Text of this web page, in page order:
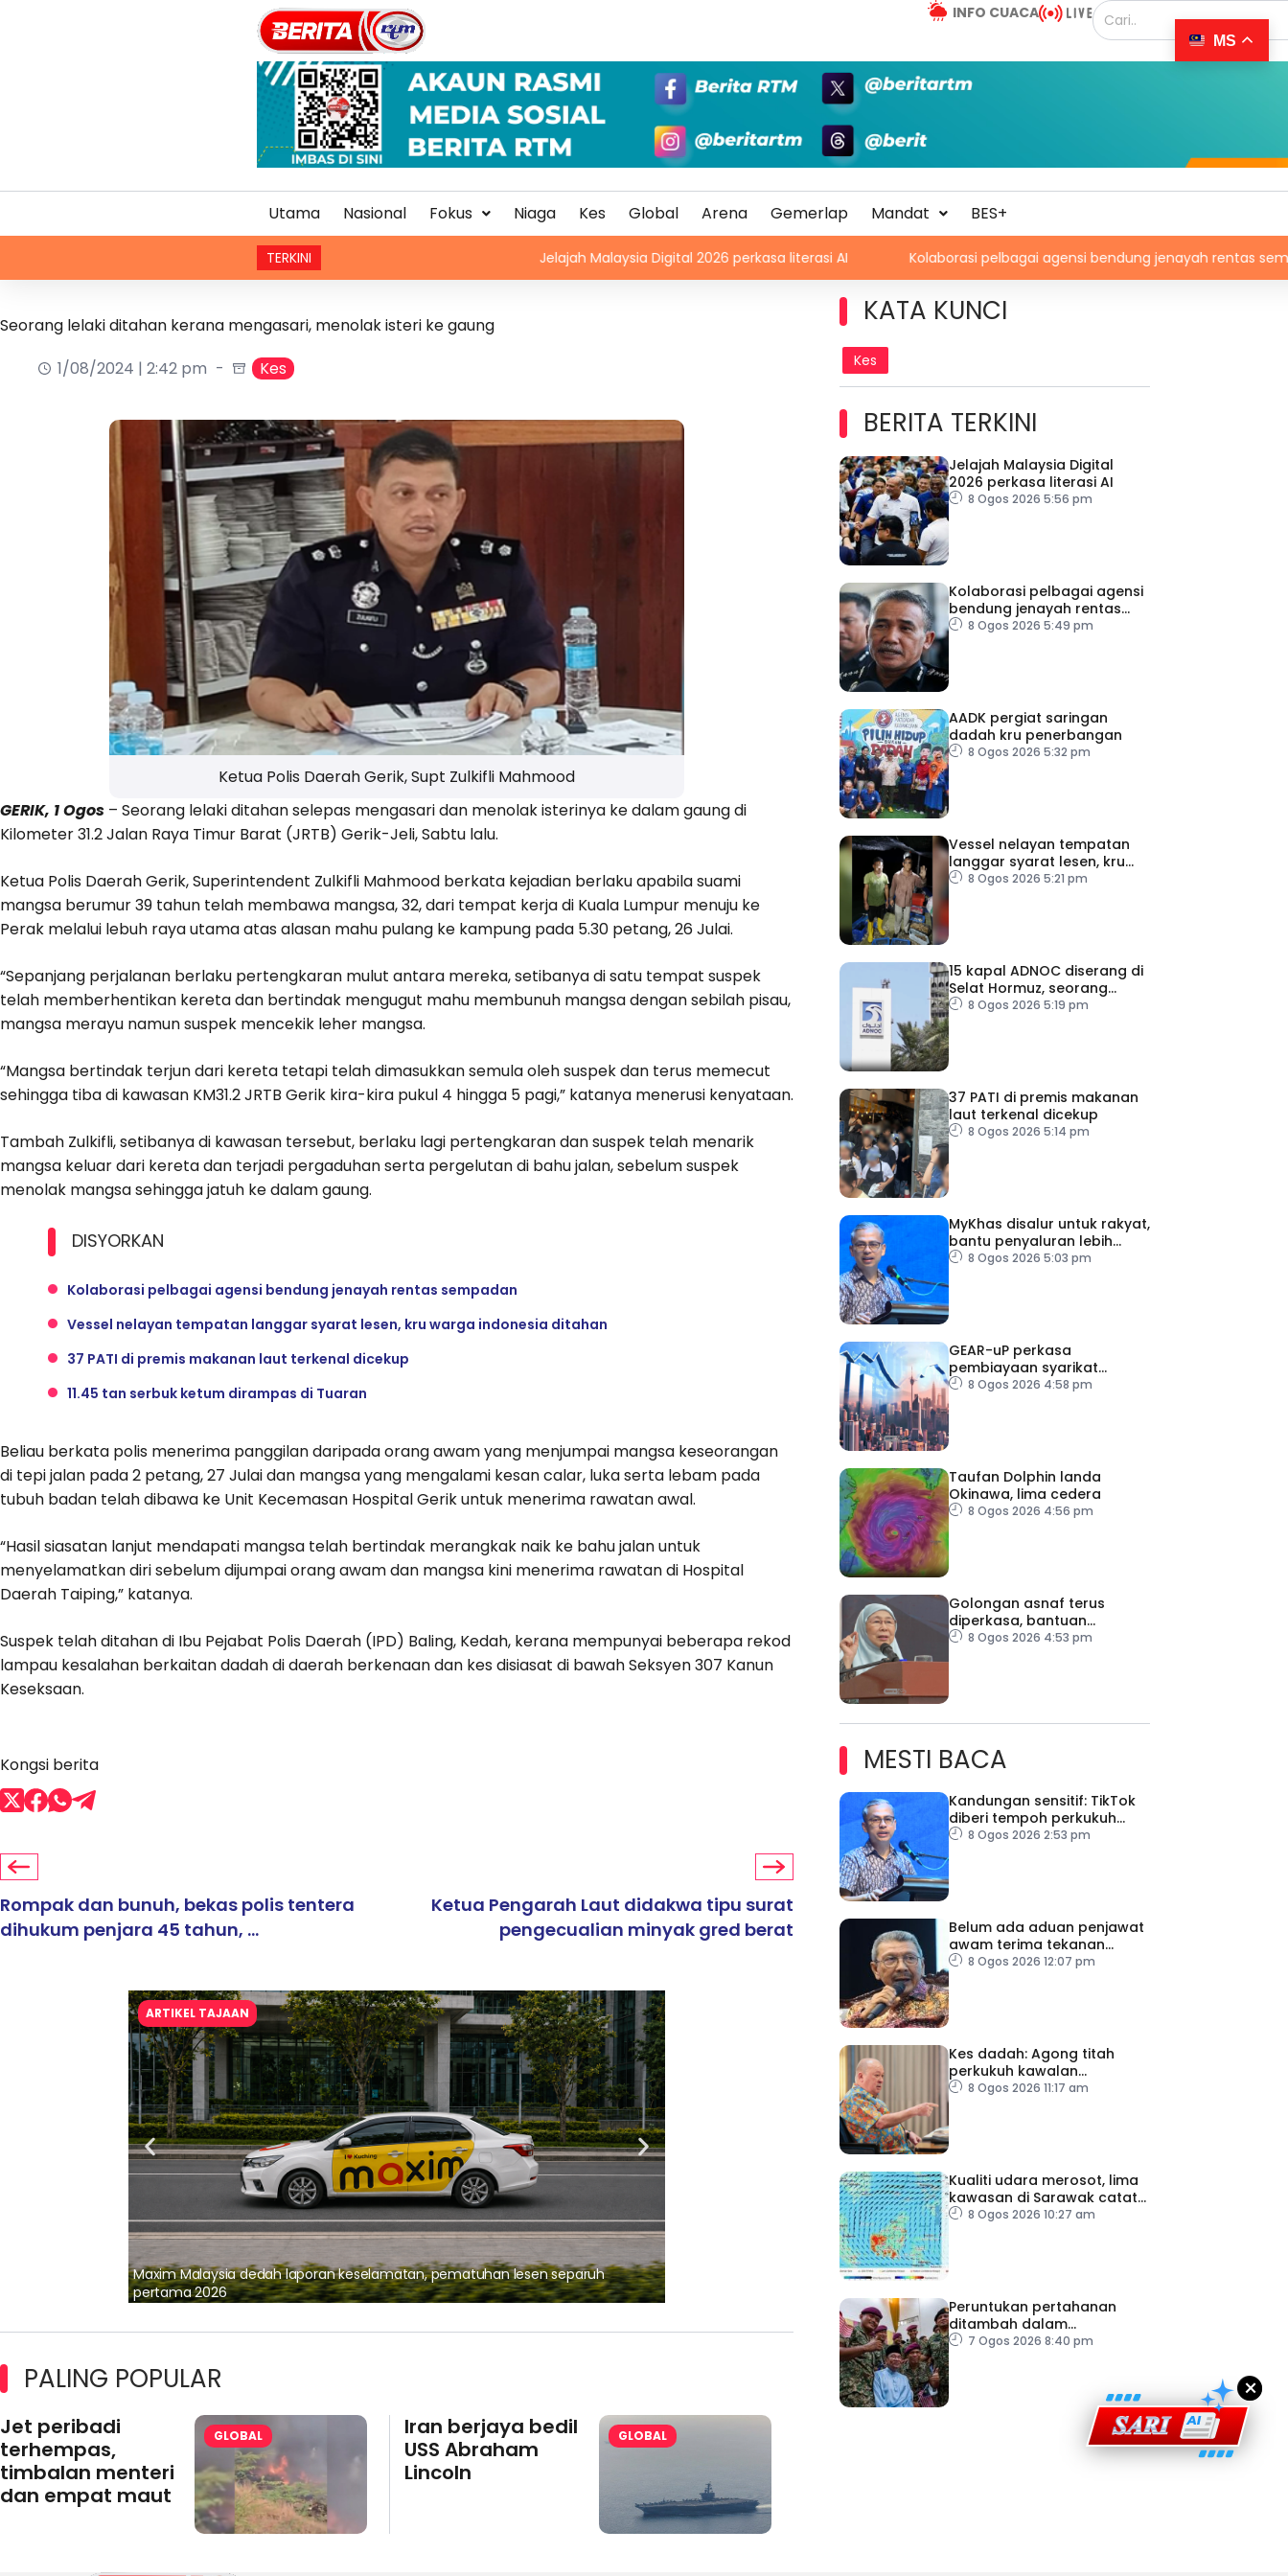
INFO CUACA
Utama Nasional Fokus Niaga Kes Global Arena Gemerlap Mandat BES+
TERKINI Jelajah Malaysia Digital 2026 perkasa literasi AI Kolaborasi pelbagai agensi bendung jenayah rentas sempadan
Seorang lelaki ditahan kerana mengasari, menolak isteri ke gaung
1/08/2024 | 2:42 pm
Kes
Ketua Polis Daerah Gerik, Supt Zulkifli Mahmood
GERIK, 1 Ogos – Seorang lelaki ditahan selepas mengasari dan menolak isterinya ke dalam gaung di
Kilometer 31.2 Jalan Raya Timur Barat (JRTB) Gerik-Jeli, Sabtu lalu.
Ketua Polis Daerah Gerik, Superintendent Zulkifli Mahmood berkata kejadian berlaku apabila suami
mangsa berumur 39 tahun telah membawa mangsa, 32, dari tempat kerja di Kuala Lumpur menuju ke
Perak melalui lebuh raya utama atas alasan mahu pulang ke kampung pada 5.30 petang, 26 Julai.
“Sepanjang perjalanan berlaku pertengkaran mulut antara mereka, setibanya di satu tempat suspek
telah memberhentikan kereta dan bertindak mengugut mahu membunuh mangsa dengan sebilah pisau,
mangsa merayu namun suspek mencekik leher mangsa.
“Mangsa bertindak terjun dari kereta tetapi telah dimasukkan semula oleh suspek dan terus memecut
sehingga tiba di kawasan KM31.2 JRTB Gerik kira-kira pukul 4 hingga 5 pagi,” katanya menerusi kenyataan.
Tambah Zulkifli, setibanya di kawasan tersebut, berlaku lagi pertengkaran dan suspek telah menarik
mangsa keluar dari kereta dan terjadi pergaduhan serta pergelutan di bahu jalan, sebelum suspek
menolak mangsa sehingga jatuh ke dalam gaung.
DISYORKAN
Kolaborasi pelbagai agensi bendung jenayah rentas sempadan
Vessel nelayan tempatan langgar syarat lesen, kru warga indonesia ditahan
37 PATI di premis makanan laut terkenal dicekup
11.45 tan serbuk ketum dirampas di Tuaran
Beliau berkata polis menerima panggilan daripada orang awam yang menjumpai mangsa keseorangan
di tepi jalan pada 2 petang, 27 Julai dan mangsa yang mengalami kesan calar, luka serta lebam pada
tubuh badan telah dibawa ke Unit Kecemasan Hospital Gerik untuk menerima rawatan awal.
“Hasil siasatan lanjut mendapati mangsa telah bertindak merangkak naik ke bahu jalan untuk
menyelamatkan diri sebelum dijumpai orang awam dan mangsa kini menerima rawatan di Hospital
Daerah Taiping,” katanya.
Suspek telah ditahan di Ibu Pejabat Polis Daerah (IPD) Baling, Kedah, kerana mempunyai beberapa rekod
lampau kesalahan berkaitan dadah di daerah berkenaan dan kes disiasat di bawah Seksyen 307 Kanun
Keseksaan.
Kongsi berita
Rompak dan bunuh, bekas polis tentera
dihukum penjara 45 tahun, ...
Ketua Pengarah Laut didakwa tipu surat
pengecualian minyak gred berat
ARTIKEL TAJAAN
Maxim Malaysia dedah laporan keselamatan, pematuhan lesen separuh
pertama 2026
Ajinomoto (Malaysia) Berhad Perkasa SCORE Marathon 2026 Melalui Kerjasama
PALING POPULAR
Jet peribadi
terhempas,
timbalan menteri
dan empat maut
GLOBAL
Iran berjaya bedil
USS Abraham
Lincoln
GLOBAL
KATA KUNCI
Kes
BERITA TERKINI
Jelajah Malaysia Digital
2026 perkasa literasi AI
8 Ogos 2026 5:56 pm
Kolaborasi pelbagai agensi
bendung jenayah rentas
sempadan
8 Ogos 2026 5:49 pm
AADK pergiat saringan
dadah kru penerbangan
8 Ogos 2026 5:32 pm
Vessel nelayan tempatan
langgar syarat lesen, kru
warga indonesia ditahan
8 Ogos 2026 5:21 pm
15 kapal ADNOC diserang di
Selat Hormuz, seorang
terkorban
8 Ogos 2026 5:19 pm
37 PATI di premis makanan
laut terkenal dicekup
8 Ogos 2026 5:14 pm
MyKhas disalur untuk rakyat,
bantu penyaluran lebih
berkesan
8 Ogos 2026 5:03 pm
GEAR-uP perkasa
pembiayaan syarikat
tempatan
8 Ogos 2026 4:58 pm
Taufan Dolphin landa
Okinawa, lima cedera
8 Ogos 2026 4:56 pm
Golongan asnaf terus
diperkasa, bantuan
dipertingkat
8 Ogos 2026 4:53 pm
MESTI BACA
Kandungan sensitif: TikTok
diberi tempoh perkukuh
sistem moderasi
8 Ogos 2026 2:53 pm
Belum ada aduan penjawat
awam terima tekanan
daripada ahli politik
8 Ogos 2026 12:07 pm
Kes dadah: Agong titah
perkukuh kawalan
lapangan terbang, pintu
8 Ogos 2026 11:17 am
Kualiti udara merosot, lima
kawasan di Sarawak catat
IPU tidak sihat
8 Ogos 2026 10:27 am
Peruntukan pertahanan
ditambah dalam
Belanjawan 2027
7 Ogos 2026 8:40 pm
×
MS